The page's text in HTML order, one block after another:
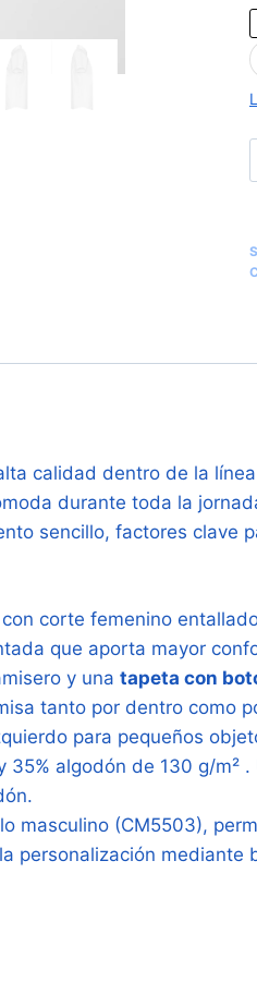
calidad dentro de la línea
durante toda la
sencillo, factores clave
corte femenino
que aporta mayor
y una tapeta con
tanto por dentro como
para pequeños
35% algodón de 130 g/m² .
masculino (CM5503),
personalización